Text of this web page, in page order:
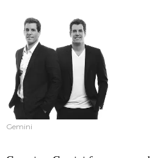
Gemini